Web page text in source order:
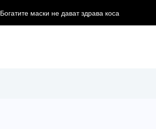
Богатите маски не дават здрава коса